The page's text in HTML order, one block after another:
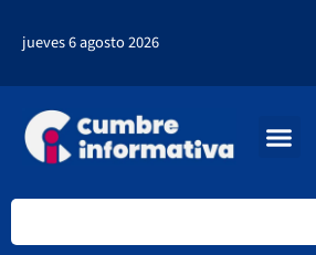
jueves 6 agosto 2026